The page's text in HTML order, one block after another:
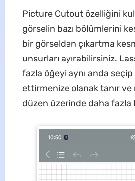
Picture Cutout özelliğini
görselin bazı bölümlerini
bir görselden çıkartma
unsurları ayırabilirsiniz.
fazla öğeyi aynı anda
ettirmenize olanak tanır ve
düzen üzerinde daha fazla